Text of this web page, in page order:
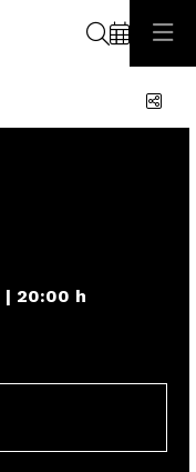
| 20:00 h